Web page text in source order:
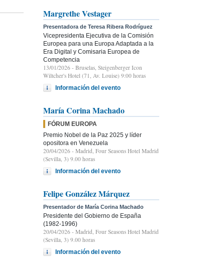
Margrethe Vestager
Presentadora de Teresa Ribera Rodríguez
Vicepresidenta Ejecutiva de la Comisión
Europea para una Europa Adaptada a la
Era Digital y Comisaria Europea de
Competencia
13/01/2026 - Bruselas, Steigenberger Icon
Wiltcher's Hotel (71, Av. Louise) 9:00 horas
Información del evento
María Corina Machado
FÓRUM EUROPA
Premio Nobel de la Paz 2025 y líder
opositora en Venezuela
20/04/2026 - Madrid, Four Seasons Hotel Madrid
(Sevilla, 3) 9.00 horas
Información del evento
Felipe González Márquez
Presentador de María Corina Machado
Presidente del Gobierno de España
(1982-1996)
20/04/2026 - Madrid, Four Seasons Hotel Madrid
(Sevilla, 3) 9.00 horas
Información del evento